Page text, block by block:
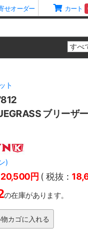
せオーダー カート
ト
ブリーザ
)
20,500円 ( 税抜：
の在庫があります。